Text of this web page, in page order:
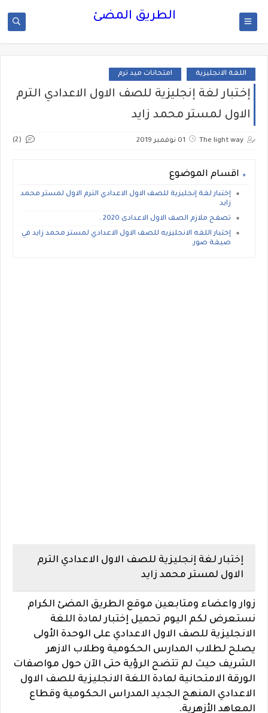
الطريق المضئ
اللغة الانجليزية امتحانات ميد ترم
إختبار لغة إنجليزية للصف الاول الاعدادي الترم
الاول لمستر محمد زايد
The light way 01 نوفمبر 2019 (2)
اقسام الموضوع
إختبار لغة إنجليزية للصف الاول الاعدادي الترم الاول لمستر محمد
زايد
تصفح ملازم الصف الاول الاعدادى 2020 .
إختبار اللغه الانجليزيه للصف الاول الاعدادي لمستر محمد زايد في
صيغة صور.
إختبار لغة إنجليزية للصف الاول الاعدادي الترم
الاول لمستر محمد زايد
زوار واعضاء ومتابعين موقع الطريق المضئ الكرام
نستعرض لكم اليوم تحميل إختبار لمادة اللغة
الانجليزية للصف الاول الاعدادي على الوحدة الأولى
يصلح لطلاب المدارس الحكومية وطلاب الازهر
الشريف حيث لم تتضح الرؤية حتى الآن حول مواصفات
الورقة الامتحانية لمادة اللغة الانجليزية للصف الاول
الاعدادي المنهج الجديد المدراس الحكومية وقطاع
المعاهد الأزهرية.